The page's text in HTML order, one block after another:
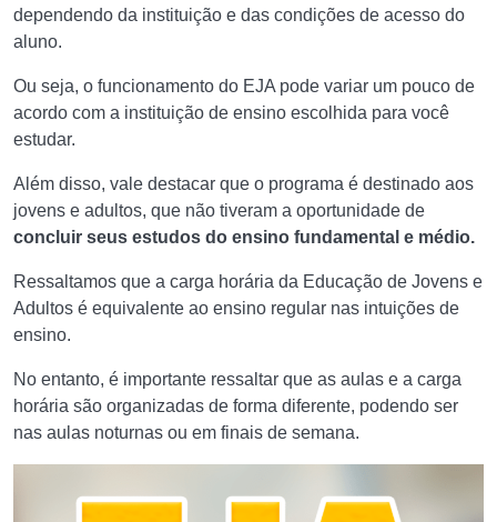
dependendo da instituição e das condições de acesso do
aluno.
Ou seja, o funcionamento do EJA pode variar um pouco de
acordo com a instituição de ensino escolhida para você
estudar.
Além disso, vale destacar que o programa é destinado aos
jovens e adultos, que não tiveram a oportunidade de
concluir seus estudos do ensino fundamental e médio.
Ressaltamos que a carga horária da Educação de Jovens e
Adultos é equivalente ao ensino regular nas intuições de
ensino.
No entanto, é importante ressaltar que as aulas e a carga
horária são organizadas de forma diferente, podendo ser
nas aulas noturnas ou em finais de semana.